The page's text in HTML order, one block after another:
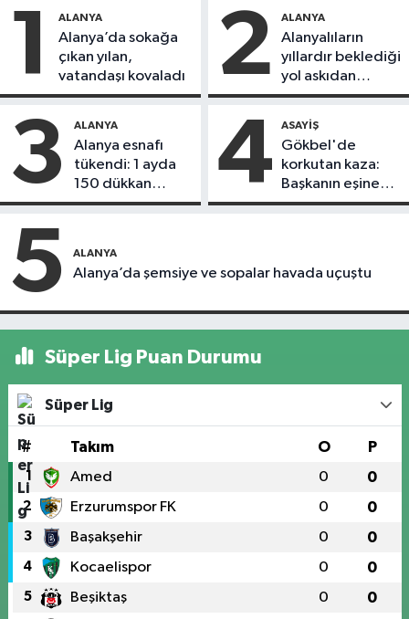
1 ALANYA
Alanya’da sokağa
çıkan yılan,
vatandaşı kovaladı
2 ALANYA
Alanyalıların
yıllardır beklediği
yol askıdan
döndü
3 ALANYA
Alanya esnafı
tükendi: 1 ayda
150 dükkan
kapandı
4 ASAYIŞ
Gökbel'de
korkutan kaza:
Başkanın eşine
motosiklet çarptı
5 ALANYA
Alanya’da şemsiye ve sopalar havada uçuştu
Süper Lig Puan Durumu
Süper Lig
# Takım O P
1 Amed 0 0
2 Erzurumspor FK 0 0
3 Başakşehir 0 0
4 Kocaelispor 0 0
5 Beşiktaş 0 0